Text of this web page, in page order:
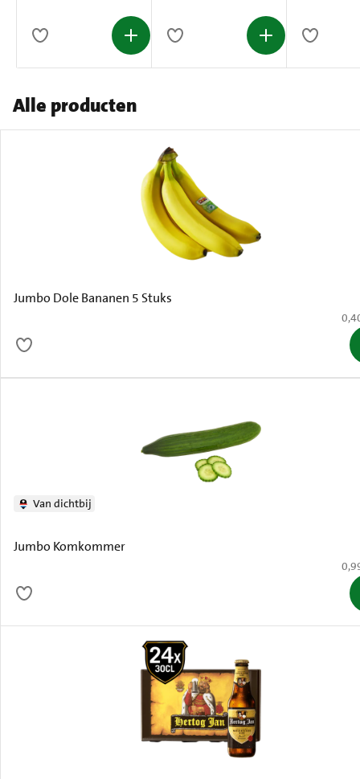
Alle producten
Jumbo Dole Bananen 5 Stuks
€
Jumbo Komkommer
Van dichtbij
€